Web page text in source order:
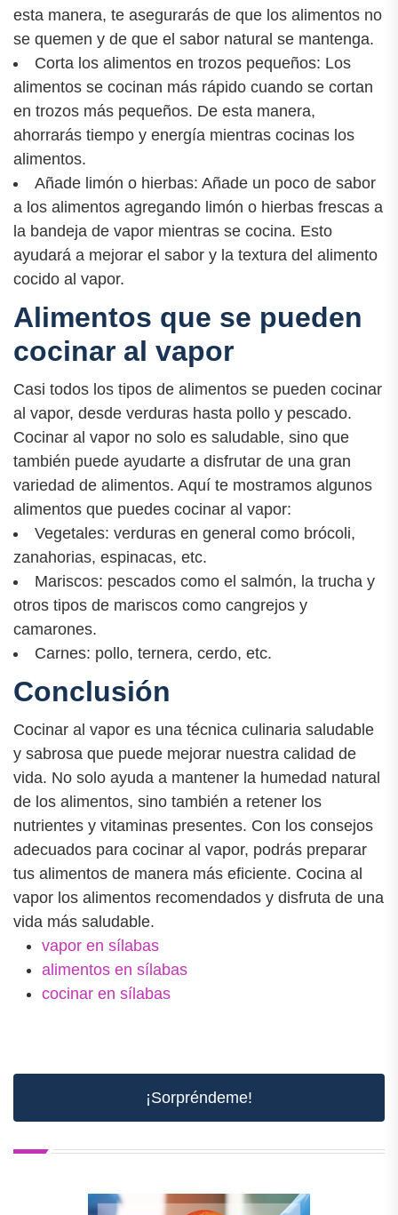
esta manera, te asegurarás de que los alimentos no
se quemen y de que el sabor natural se mantenga.
Corta los alimentos en trozos pequeños: Los
alimentos se cocinan más rápido cuando se cortan
en trozos más pequeños. De esta manera,
ahorrarás tiempo y energía mientras cocinas los
alimentos.
Añade limón o hierbas: Añade un poco de sabor
a los alimentos agregando limón o hierbas frescas a
la bandeja de vapor mientras se cocina. Esto
ayudará a mejorar el sabor y la textura del alimento
cocido al vapor.
Alimentos que se pueden
cocinar al vapor
Casi todos los tipos de alimentos se pueden cocinar
al vapor, desde verduras hasta pollo y pescado.
Cocinar al vapor no solo es saludable, sino que
también puede ayudarte a disfrutar de una gran
variedad de alimentos. Aquí te mostramos algunos
alimentos que puedes cocinar al vapor:
Vegetales: verduras en general como brócoli,
zanahorias, espinacas, etc.
Mariscos: pescados como el salmón, la trucha y
otros tipos de mariscos como cangrejos y
camarones.
Carnes: pollo, ternera, cerdo, etc.
Conclusión
Cocinar al vapor es una técnica culinaria saludable
y sabrosa que puede mejorar nuestra calidad de
vida. No solo ayuda a mantener la humedad natural
de los alimentos, sino también a retener los
nutrientes y vitaminas presentes. Con los consejos
adecuados para cocinar al vapor, podrás preparar
tus alimentos de manera más eficiente. Cocina al
vapor los alimentos recomendados y disfruta de una
vida más saludable.
vapor en sílabas
alimentos en sílabas
cocinar en sílabas
¡Sorpréndeme!